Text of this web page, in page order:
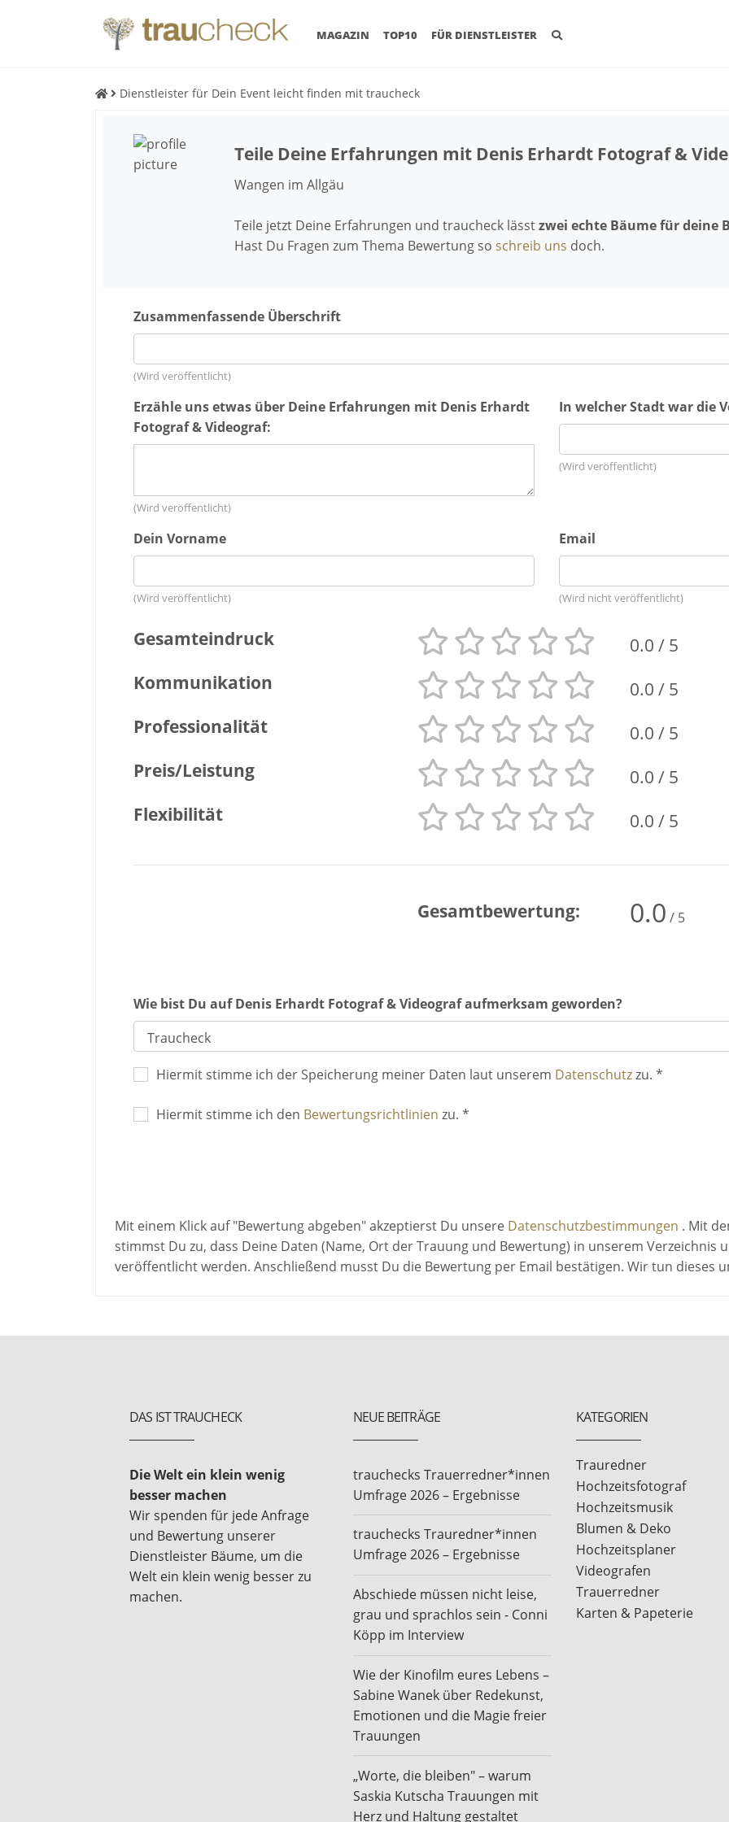
MAGAZIN (CURRENT)
TOP10 FÜR DIENSTLEISTER
Dienstleister für Dein Event leicht finden mit traucheck
Teile Deine Erfahrungen mit Denis Erhardt Fotograf &
Wangen im Allgäu
Teile jetzt Deine Erfahrungen und traucheck lässtzwei echte Bäume für deine
Hast Du Fragen zum Thema Bewertung so schreib uns doch.
Zusammenfassende Überschrift
(Wird veröffentlicht)
Erzähle uns etwas über Deine Erfahrungen mit Denis Erhardt
Fotograf & Videograf:
(Wird veröffentlicht)
In welcher Stadt war die
(Wird veröffentlicht)
Dein Vorname
(Wird veröffentlicht)
Email
(Wird nicht veröffentlicht)
Gesamteindruck 0.0 / 5
Kommunikation
0.0 / 5
Professionalität
0.0 / 5
Preis/Leistung
0.0 / 5
Flexibilität
0.0 / 5
Gesamtbewertung: 0.0 / 5
Wie bist Du auf Denis Erhardt Fotograf & Videograf aufmerksam geworden?
Hiermit stimme ich der Speicherung meiner Daten laut unserem Datenschutzzu. *
Hiermit stimme ich den Bewertungsrichtlinien zu. *
Mit einem Klick auf "Bewertung abgeben" akzeptierst Du unsere Datenschutzbestimmungen . Mit
stimmst Du zu, dass Deine Daten (Name, Ort der Trauung und Bewertung) in unserem Verzeichnis
veröffentlicht werden. Anschließend musst Du die Bewertung per Email bestätigen. Wir tun dieses
DAS IST TRAUCHECK
Die Welt ein klein wenig
besser machen
Wir spenden für jede Anfrage
und Bewertung unserer
Dienstleister Bäume, um die
Welt ein klein wenig besser zu
machen.
NEUE BEITRÄGE
trauchecks Trauerredner*innen
Umfrage 2026 – Ergebnisse
trauchecks Trauredner*innen
Umfrage 2026 – Ergebnisse
Abschiede müssen nicht leise,
grau und sprachlos sein - Conni
Köpp im Interview
Wie der Kinofilm eures Lebens –
Sabine Wanek über Redekunst,
Emotionen und die Magie freier
Trauungen
„Worte, die bleiben" – warum
Saskia Kutscha Trauungen mit
Herz und Haltung gestaltet
KATEGORIEN
Trauredner
Hochzeitsfotograf
Hochzeitsmusik
Blumen & Deko
Hochzeitsplaner
Videografen
Trauerredner
Karten & Papeterie